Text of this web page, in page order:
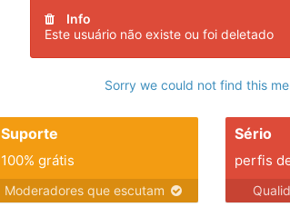
Info
Este usuário não existe ou foi deletado
Sorry we could not find this
Suporte
100% grátis
Moderadores que escutam
Sério
perfis